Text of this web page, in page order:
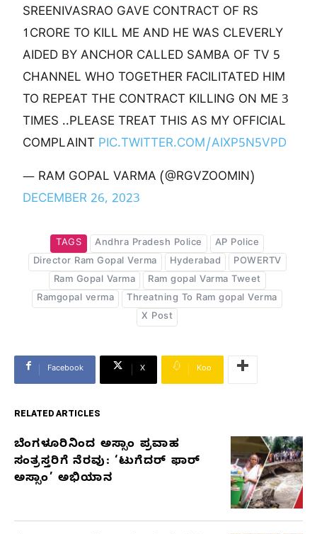
SREENIVASRAO GAVE CONTRACT OF RS
1CRORE TO KILL ME AND HE WAS CLEVERLY
AIDED BY ANCHOR CALLED SAMBA OF TV 5
CHANNEL WHO TOGETHER FACILITATED HIM
TO REPEAT THE CONTRACT KILLING ON ME 3
TIMES ..PLEASE TREAT THIS AS MY OFFICIAL
COMPLAINT PIC.TWITTER.COM/AIXP5N5VPD
— RAM GOPAL VARMA (@RGVZOOMIN)
DECEMBER 26, 2023
TAGS Andhra Pradesh Police
AP Police
Director Ram Gopal Verma
Hyderabad
POWERTV
Ram Gopal Varma
Ram gopal Varma Tweet
Ramgopal verma
Threatning To Ram gopal Verma
X Post
Facebook X Koo
RELATED ARTICLES
RELATED
ARTICLES
ಬೆಂಗಳೂರಿನಿಂದ ಅಸ್ಸಾಂ ಪ್ರವಾಹ
ಸಂತ್ರಸ್ತರಿಗೆ ನೆರವು: ‘ಟುಗೆದರ್ ಫಾರ್
ಅಸ್ಸಾಂ’ ಅಭಿಯಾನ